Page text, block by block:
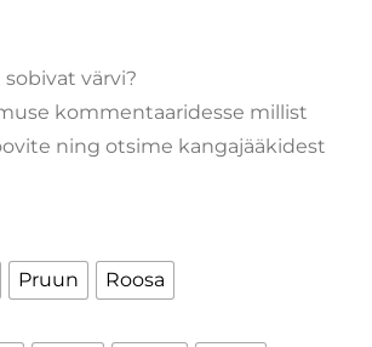
sobivat värvi?
kommentaaridesse millist
ning otsime kangajääkidest
Pruun
Roosa